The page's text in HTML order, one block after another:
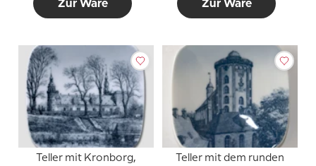
Zur Ware Zur Ware
Teller mit Kronborg,
Teller mit dem runden